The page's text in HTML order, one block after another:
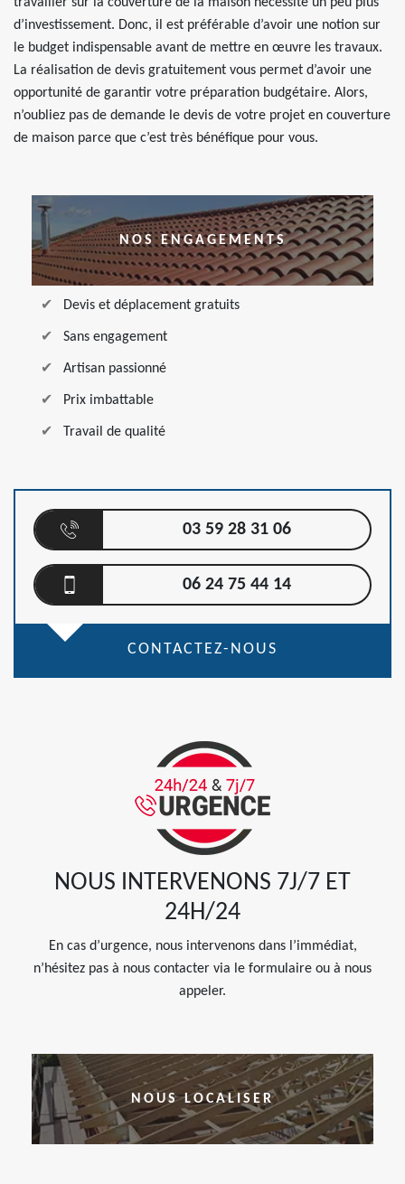
d’investissement. Donc, il est préférable d’avoir une notion sur
le budget indispensable avant de mettre en œuvre les travaux.
La réalisation de devis gratuitement vous permet d’avoir une
opportunité de garantir votre préparation budgétaire. Alors,
n’oubliez pas de demande le devis de votre projet en couverture
de maison parce que c’est très bénéfique pour vous.
NOS ENGAGEMENTS
Devis et déplacement gratuits
Sans engagement
Artisan passionné
Prix imbattable
Travail de qualité
03 59 28 31 06
06 24 75 44 14
CONTACTEZ-NOUS
NOUS INTERVENONS 7J/7 ET
24H/24
En cas d’urgence, nous intervenons dans l’immédiat,
n’hésitez pas à nous contacter via le formulaire ou à nous
appeler.
NOUS LOCALISER